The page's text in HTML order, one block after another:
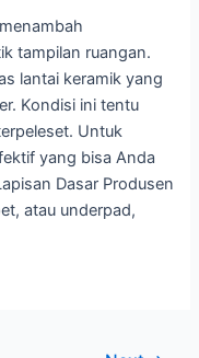
tampilan ruangan.
lantai keramik yang
Kondisi ini tentu
Untuk
yang bisa Anda
Dasar Produsen
atau underpad,